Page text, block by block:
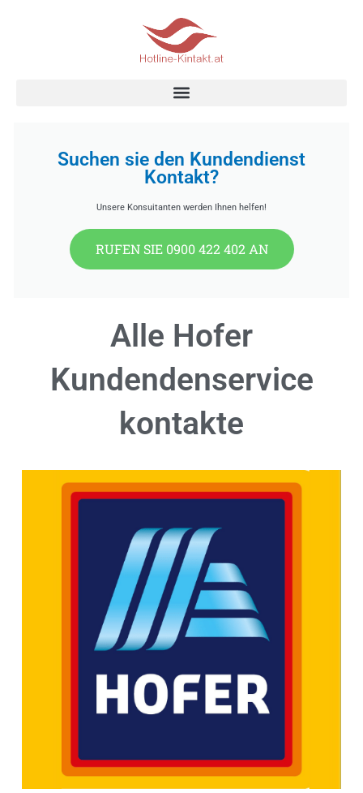
Suchen sie den Kundendienst
Kontakt?
Unsere Konsuitanten werden Ihnen helfen!
RUFEN SIE 0900 422 402 AN
Alle Hofer
Kundendenservice
kontakte